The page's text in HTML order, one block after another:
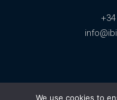
We use cookies to